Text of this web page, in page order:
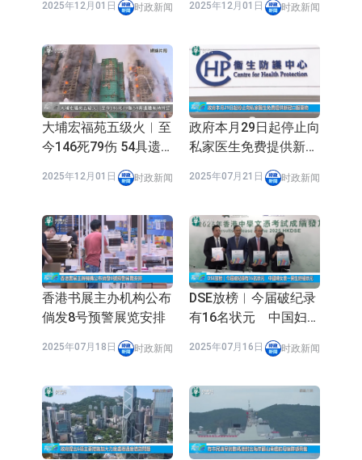
新增加密币钱包募捐
2025年12月01日 时政新闻
简化」
2025年12月01日 时政新闻
大埔宏福苑五级火︱至
今146死79伤 54具遗
构损坏较严重
2025年12月01日 时政新闻
政府本月29日起停止向
私家医生免费提供新冠
2025年07月21日 时政新闻
香港书展主办机构公布
倘发8号预警展览安排
2025年07月18日 时政新闻
DSE放榜︱今届破纪录
有16名状元 中国妇女
会一男生终极状元
2025年07月16日 时政新闻